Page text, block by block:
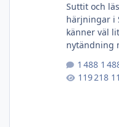
Suttit och
härjningar i
känner väl
nytändning
blivit lite
sjukt, är att
1